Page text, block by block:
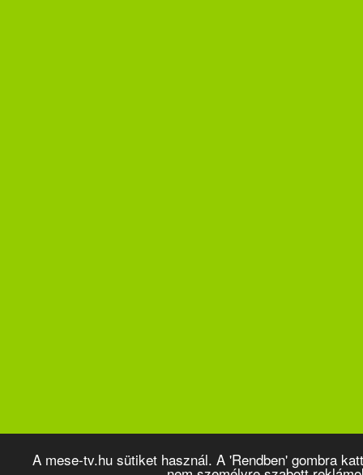
A mese-tv.hu sütiket használ. A 'Rendben' gombra